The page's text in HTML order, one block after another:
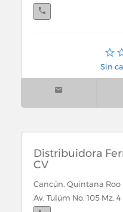
Cancún, Quintana Roo
Bonampak x Uxmal
Kukulkán Km. 8. 5
Sin
Distribuidora
CV
Cancún, Quintana Roo
Av. Tulúm No. 105 Mz.